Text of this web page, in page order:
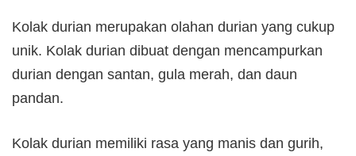
Kolak durian merupakan olahan durian yang cukup
unik. Kolak durian dibuat dengan mencampurkan
durian dengan santan, gula merah, dan daun
pandan.
Kolak durian memiliki rasa yang manis dan gurih,